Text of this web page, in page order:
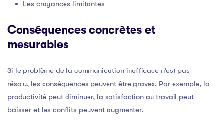
Les croyances limitantes
Conséquences concrètes et
mesurables
Si le problème de la communication inefficace n’est pas
résolu, les conséquences peuvent être graves. Par exemple, la
productivité peut diminuer, la satisfaction au travail peut
baisser et les conflits peuvent augmenter.